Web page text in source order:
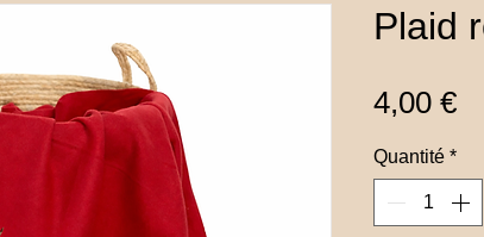
Plaid
4,00 €
Quantité *